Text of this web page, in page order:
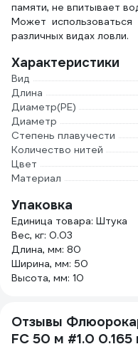
памяти, не впитывает
Может
различных видах ловли.
Характеристики
Вид
Длина
Диаметр(PE)
Диаметр
Степень плавучести
Количество нитей
Цвет
Материал
Упаковка
Единица товара: Штука
Вес, кг: 0.03
Длина, мм: 80
Ширина, мм: 50
Высота, мм: 10
Отзывы
FC 50 м #1.0